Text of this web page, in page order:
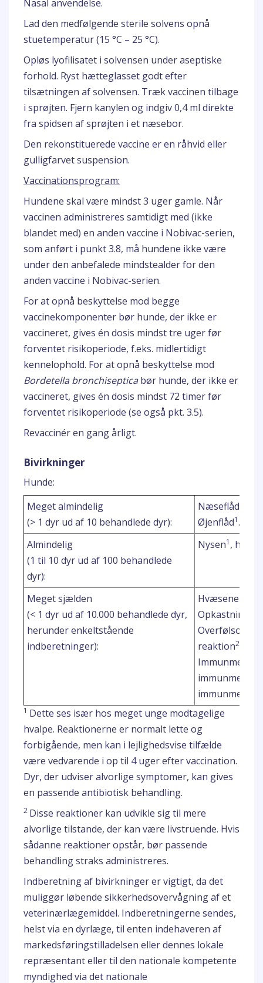
Nasal anvendelse.
Lad den medfølgende sterile solvens opnå
stuetemperatur (15 °C – 25 °C).
Opløs lyofilisatet i solvensen under aseptiske
forhold. Ryst hætteglasset godt efter
tilsætningen af solvensen. Træk vaccinen tilbage
i sprøjten. Fjern kanylen og indgiv 0,4 ml direkte
fra spidsen af sprøjten i et næsebor.
Den rekonstituerede vaccine er en råhvid eller
gulligfarvet suspension.
Vaccinationsprogram:
Hundene skal være mindst 3 uger gamle. Når
vaccinen administreres samtidigt med (ikke
blandet med) en anden vaccine i Nobivac-serien,
som anført i punkt 3.8, må hundene ikke være
under den anbefalede mindstealder for den
anden vaccine i Nobivac-serien.
For at opnå beskyttelse mod begge
vaccinekomponenter bør hunde, der ikke er
vaccineret, gives én dosis mindst tre uger før
forventet risikoperiode, f.eks. midlertidigt
kennelophold. For at opnå beskyttelse mod
Bordetella bronchisepticabør hunde, der ikke er
vaccineret, gives én dosis mindst 72 timer før
forventet risikoperiode (se også pkt. 3.5).
Revaccinér en gang årligt.
Bivirkninger
Hunde:
Meget almindelig
(> 1 dyr ud af 10 behandlede dyr):
Næseflåd
Øjenflåd1.
Almindelig
(1 til 10 dyr ud af 100 behandlede
dyr):
Nysen1 ,
Meget sjælden
(< 1 dyr ud af 10.000 behandlede dyr,
herunder enkeltstående
indberetninger):
Hvæsene
Opkastning.
reaktion2
1 Dette ses især hos meget unge modtagelige
hvalpe. Reaktionerne er normalt lette og
forbigående, men kan i lejlighedsvise tilfælde
være vedvarende i op til 4 uger efter vaccination.
Dyr, der udviser alvorlige symptomer, kan gives
en passende antibiotisk behandling.
2 Disse reaktioner kan udvikle sig til mere
alvorlige tilstande, der kan være livstruende. Hvis
sådanne reaktioner opstår, bør passende
behandling straks administreres.
Indberetning af bivirkninger er vigtigt, da det
muliggør løbende sikkerhedsovervågning af et
veterinærlægemiddel. Indberetningerne sendes,
helst via en dyrlæge, til enten indehaveren af
markedsføringstilladelsen eller dennes lokale
repræsentant eller til den nationale kompetente
myndighed via det nationale